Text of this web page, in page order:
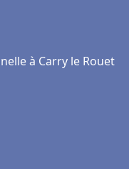
à Carry le Rouet